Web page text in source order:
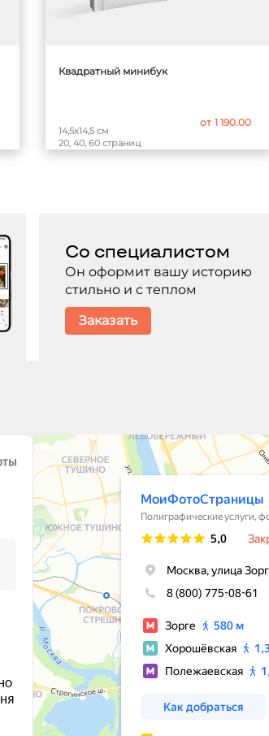
Квадратный минибук
от 1 190.00
14,5х14,5 см
20, 40, 60 страниц
Со специалистом
Он оформит вашу историю
стильно и с теплом
Заказать